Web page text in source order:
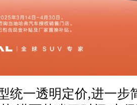
统一透明定价,进一步